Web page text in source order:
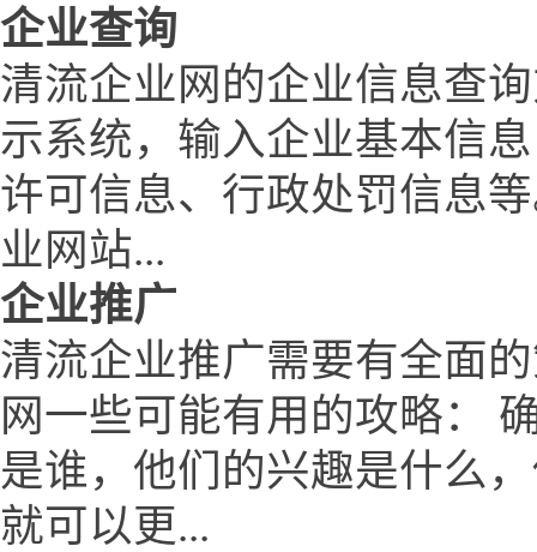
企业查询
清流企业网的企业信息查
示系统，输入企业基本信
许可信息、行政处罚信息
业网站...
企业推广
清流企业推广需要有全面
网一些可能有用的攻略：
是谁，他们的兴趣是什么
就可以更...